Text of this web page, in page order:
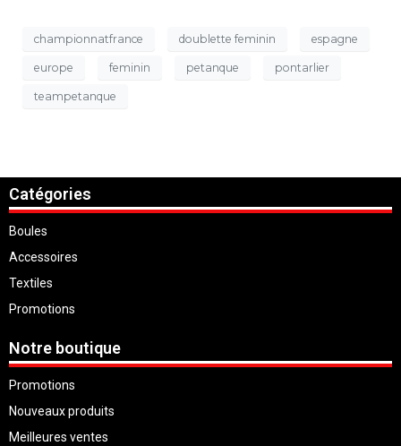
championnatfrance doublette feminin espagne
europe feminin petanque pontarlier
teampetanque
Catégories
Boules
Accessoires
Textiles
Promotions
Notre boutique
Promotions
Nouveaux produits
Meilleures ventes